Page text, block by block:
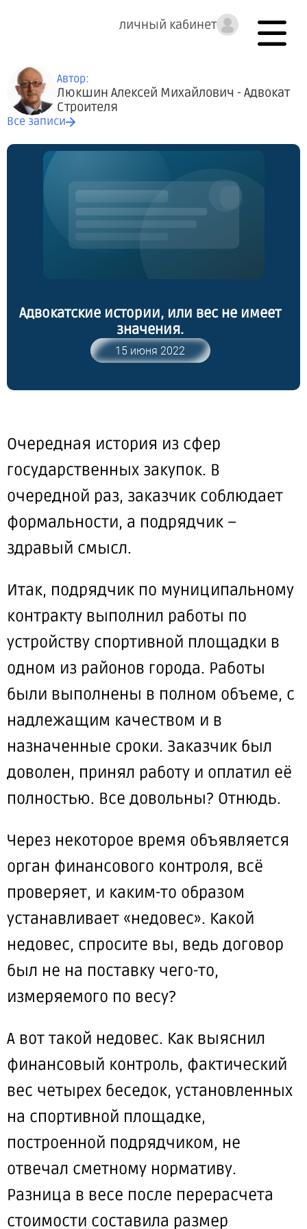
личный кабинет
Автор:
Люкшин Алексей Михайлович - Адвокат
Строителя
Все записи
Адвокатские истории, или вес не имеет
значения.
15 июня 2022
Очередная история из сфер
государственных закупок. В
очередной раз, заказчик соблюдает
формальности, а подрядчик –
здравый смысл.
Итак, подрядчик по муниципальному
контракту выполнил работы по
устройству спортивной площадки в
одном из районов города. Работы
были выполнены в полном объеме, с
надлежащим качеством и в
назначенные сроки. Заказчик был
доволен, принял работу и оплатил её
полностью. Все довольны? Отнюдь.
Через некоторое время объявляется
орган финансового контроля, всё
проверяет, и каким-то образом
устанавливает «недовес». Какой
недовес, спросите вы, ведь договор
был не на поставку чего-то,
измеряемого по весу?
А вот такой недовес. Как выяснил
финансовый контроль, фактический
вес четырех беседок, установленных
на спортивной площадке,
построенной подрядчиком, не
отвечал сметному нормативу.
Разница в весе после перерасчета
стоимости составила размер